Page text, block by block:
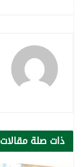
ذات صلةمقالات